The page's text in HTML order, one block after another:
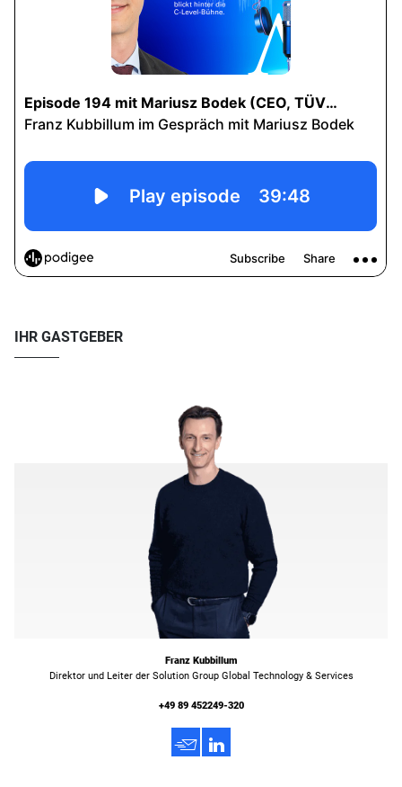
IHR GASTGEBER
Franz Kubbillum
Direktor und Leiter der Solution Group Global Technology & Services
+49 89 452249-320
h 3